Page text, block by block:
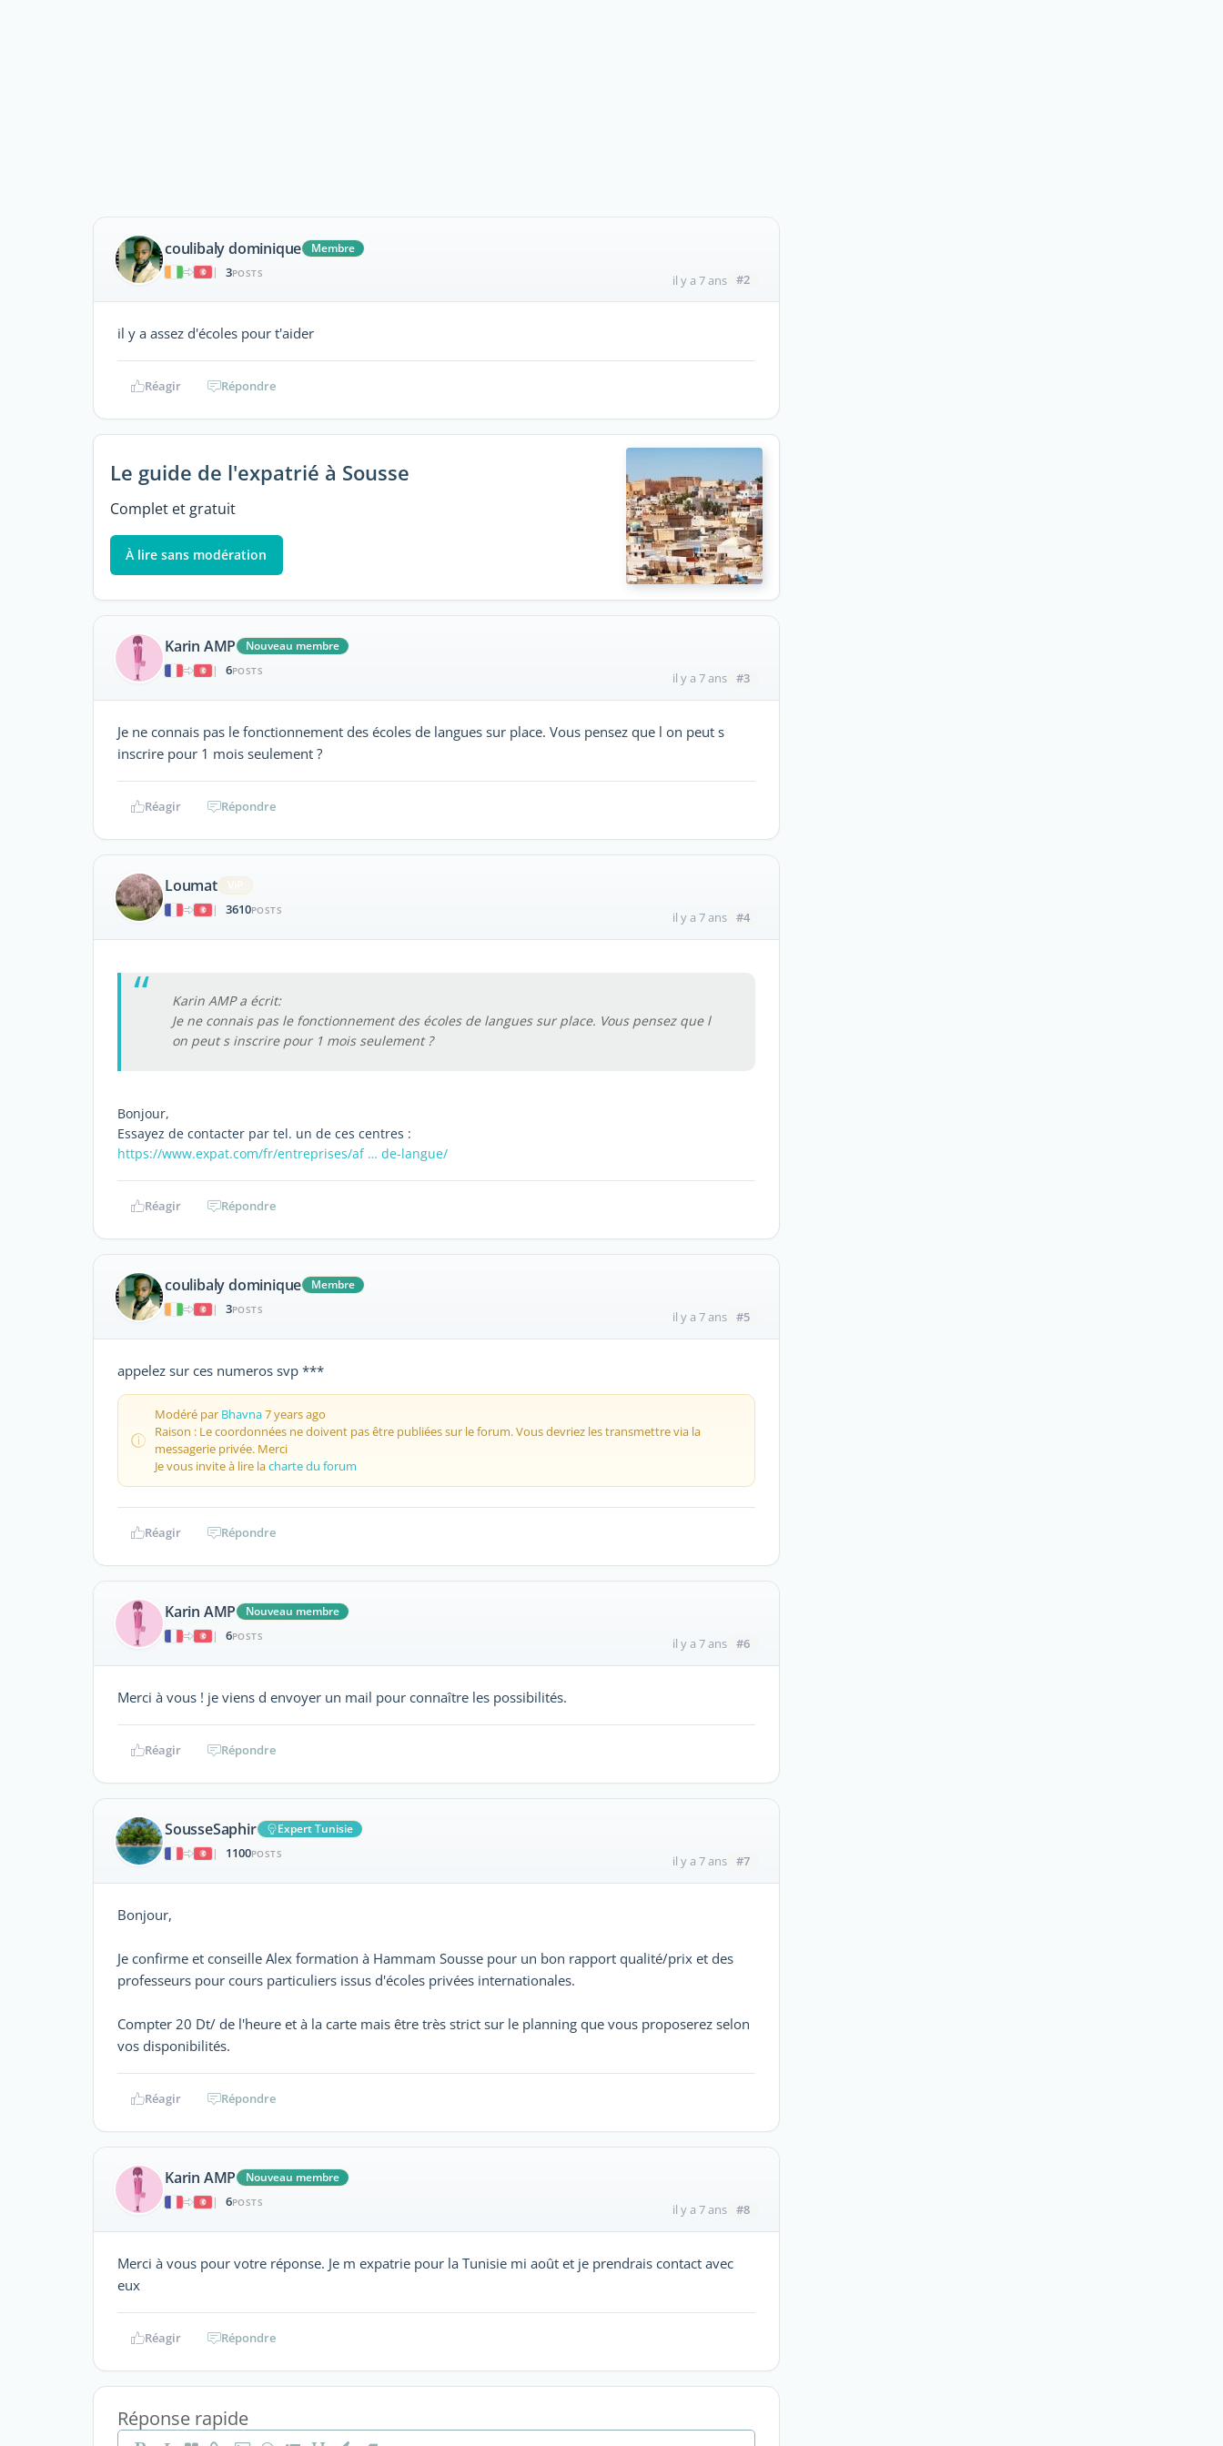
coulibaly dominique
Membre
|
3POSTS il y a 7 ans #2
il y a assez d'écoles pour t'aider
Réagir Répondre
Le guide de l'expatrié à Sousse
Complet et gratuit
À lire sans modération
Karin AMP
Nouveau membre
|
6POSTS il y a 7 ans #3
Je ne connais pas le fonctionnement des écoles de langues sur place. Vous pensez que l on peut s
inscrire pour 1 mois seulement ?
Réagir Répondre
Loumat
|
3610POSTS il y a 7 ans #4
Karin AMP a écrit:
Je ne connais pas le fonctionnement des écoles de langues sur place. Vous pensez que l
on peut s inscrire pour 1 mois seulement ?
Bonjour,
Essayez de contacter par tel. un de ces centres :
https://www.expat.com/fr/entreprises/af … de-langue/
Réagir Répondre
coulibaly dominique
Membre
|
3POSTS il y a 7 ans #5
appelez sur ces numeros svp ***
Modéré par Bhavna7 years ago
Raison : Le coordonnées ne doivent pas être publiées sur le forum. Vous devriez les transmettre via la
messagerie privée. Merci
Je vous invite à lire lacharte du forum
Réagir Répondre
Karin AMP
Nouveau membre
|
6POSTS il y a 7 ans #6
Merci à vous ! je viens d envoyer un mail pour connaître les possibilités.
Réagir Répondre
SousseSaphir
Expert Tunisie
|
1100POSTS il y a 7 ans #7
Bonjour,
Je confirme et conseille Alex formation à Hammam Sousse pour un bon rapport qualité/prix et des
professeurs pour cours particuliers issus d'écoles privées internationales.
Compter 20 Dt/ de l'heure et à la carte mais être très strict sur le planning que vous proposerez selon
vos disponibilités.
Réagir Répondre
Karin AMP
Nouveau membre
|
6POSTS il y a 7 ans #8
Merci à vous pour votre réponse. Je m expatrie pour la Tunisie mi août et je prendrais contact avec
eux
Réagir Répondre
Réponse rapide